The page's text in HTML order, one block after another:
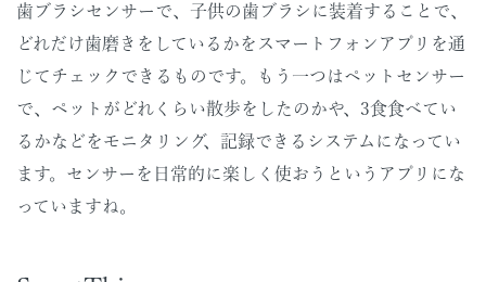
歯ブラシセンサーで、子供の歯ブラシに装着することで、
どれだけ歯磨きをしているかをスマートフォンアプリを通
じてチェックできるものです。もう一つはペットセンサー
で、ペットがどれくらい散歩をしたのかや、3食食べてい
るかなどをモニタリング、記録できるシステムになってい
ます。センサーを日常的に楽しく使おうというアプリにな
っていますね。